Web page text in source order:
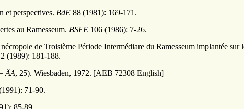
et perspectives. BdE 88 (1981): 169-171.
au Ramesseum. BSFE 106 (1986): 7-26.
de Troisième Période Intermédiare du Ramesseum implantée sur
(1989): 181-188.
ÄA, 25). Wiesbaden, 1972. [AEB 72308 English]
71-90.
85-89.